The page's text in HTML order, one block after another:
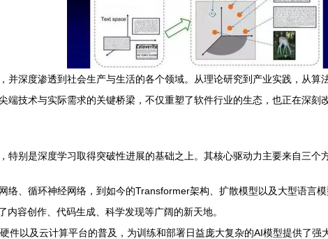
并深度渗透到社会生产与生活的各个领域。从理论研究到产业实践，从
端技术与实际需求的关键桥梁，不仅重塑了软件行业的生态，也正在深刻
特别是深度学习取得突破性进展的基础之上。其核心驱动力主要来自三个
络、循环神经网络，到如今的Transformer架构、扩散模型以及大型语
容创作、代码生成、科学发现等广阔的新天地。
件以及云计算平台的普及，为训练和部署日益庞大复杂的AI模型提供了